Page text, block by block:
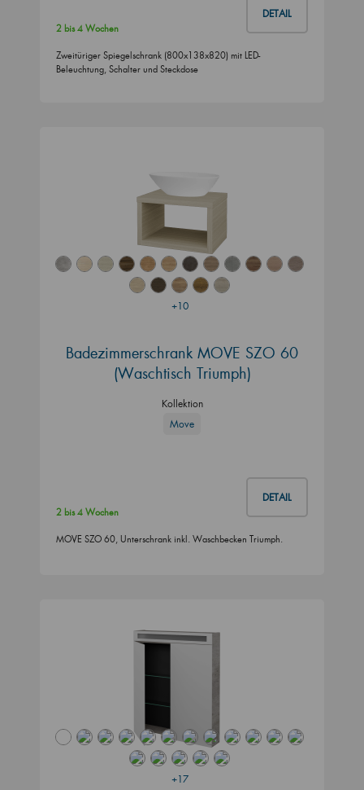
DETAIL
2 bis 4 Wochen
Zweitüriger Spiegelschrank (800x138x820) mit LED-
Beleuchtung, Schalter und Steckdose
+10
Badezimmerschrank MOVE SZO 60
(Waschtisch Triumph)
Kollektion
Move
DETAIL
2 bis 4 Wochen
MOVE SZO 60, Unterschrank inkl. Waschbecken Triumph.
+17